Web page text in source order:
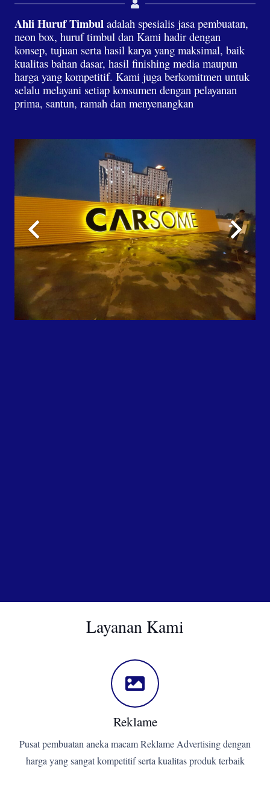
Ahli Huruf Timbul adalah spesialis jasa pembuatan,
neon box, huruf timbul dan Kami hadir dengan
konsep, tujuan serta hasil karya yang maksimal, baik
kualitas bahan dasar, hasil finishing media maupun
harga yang kompetitif. Kami juga berkomitmen untuk
selalu melayani setiap konsumen dengan pelayanan
prima, santun, ramah dan menyenangkan
Layanan Kami
Reklame
Pusat pembuatan aneka macam Reklame Advertising dengan
harga yang sangat kompetitif serta kualitas produk terbaik